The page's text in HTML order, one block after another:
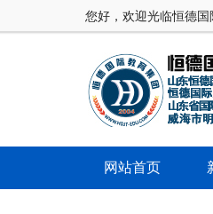
您好，欢迎光临恒德国
网站首页